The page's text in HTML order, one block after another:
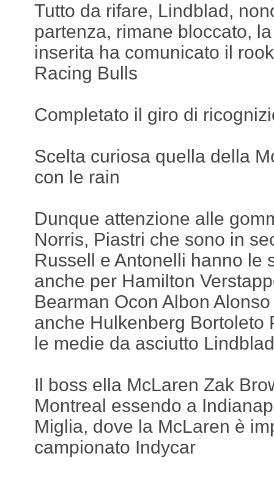
Tutto da rifare, Lindblad,
partenza, rimane bloccato,
inserita ha comunicato il
Racing Bulls
Completato il giro di
Scelta curiosa quella della
con le rain
Dunque attenzione alle
Norris, Piastri che sono in
Russell e Antonelli hanno le
anche per Hamilton
Bearman Ocon Albon
anche Hulkenberg Bortoleto
le medie da asciutto
Il boss ella McLaren Zak
Montreal essendo a
Miglia, dove la McLaren è
campionato Indycar